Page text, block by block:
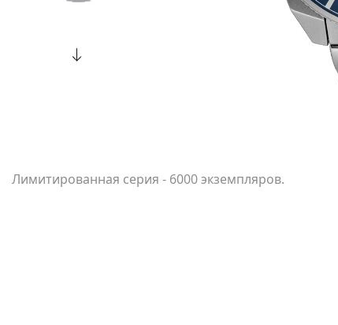
Лимитированная серия - 6000 экземпляров.